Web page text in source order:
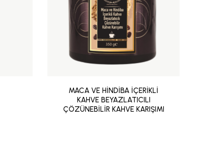
MACA VE HİNDİBA İÇERİKLİ
KAHVE BEYAZLATICILI
ÇÖZÜNEBİLİR KAHVE KARIŞIMI